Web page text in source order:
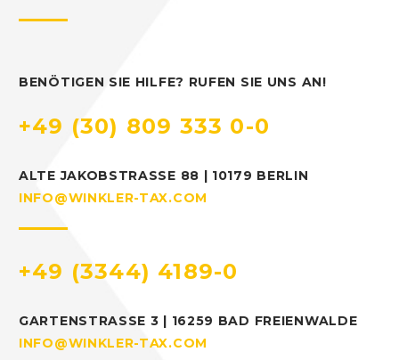
BENÖTIGEN SIE HILFE? RUFEN SIE UNS AN!
+49 (30) 809 333 0-0
ALTE JAKOBSTRASSE 88 | 10179 BERLIN
INFO@WINKLER-TAX.COM
+49 (3344) 4189-0
GARTENSTRASSE 3 | 16259 BAD FREIENWALDE
INFO@WINKLER-TAX.COM